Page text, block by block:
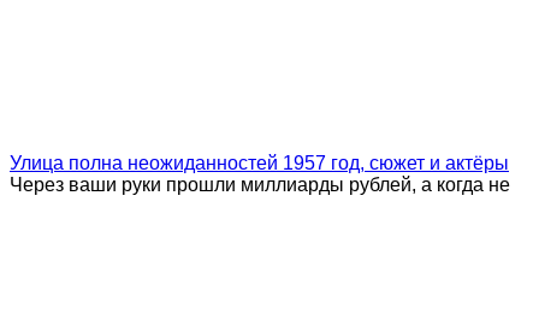
Улица полна неожиданностей 1957 год, сюжет и актёры
Через ваши руки прошли миллиарды рублей, а когда не